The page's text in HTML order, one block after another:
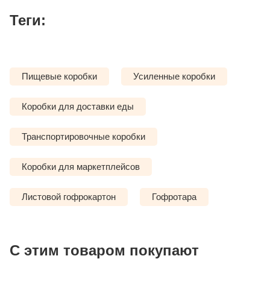
Теги:
Пищевые коробки Усиленные коробки
Коробки для доставки еды
Транспортировочные коробки
Коробки для маркетплейсов
Листовой гофрокартон Гофротара
С этим товаром покупают